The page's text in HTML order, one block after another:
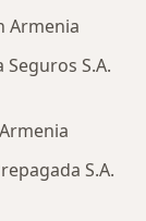
Armenia
S.A.
S.A.